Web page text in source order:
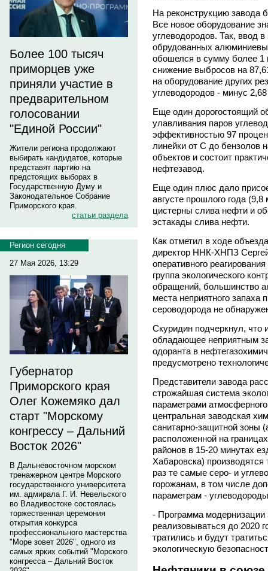
Более 100 тысяч
приморцев уже
приняли участие в
предварительном
голосовании
"Единой России"
Жители региона продолжают
выбирать кандидатов, которые
представят партию на
предстоящих выборах в
Государственную Думу и
Законодательное Собрание
Приморского края.
статьи раздела
Регион сегодня
27 Мая 2026, 13:29
Губернатор
Приморского края
Олег Кожемяко дал
старт "Морскому
конгрессу – Дальний
Восток 2026"
В Дальневосточном морском
тренажерном центре Морского
государственного университета
им. адмирала Г. И. Невельского
во Владивостоке состоялась
торжественная церемония
открытия конкурса
профессионального мастерства
"Море зовет 2026", одного из
самых ярких событий "Морского
конгресса – Дальний Восток
На реконструкцию завода
Все новое оборудование
углеводородов. Так, ввод
обрудованных
обошелся в сумму более 1
снижение выбросов на
на оборудование других
углеводородов - минус
Еще один дорогостоящий
улавливания паров
эффективностью 97
линейки от С до бензолов
объектов и состоит
нефтезавод.
Еще один плюс дало
августе прошлого года
цистерны слива нефти и
эстакады слива нефти.
Как отметил в ходе
директор ННК-ХНПЗ
оперативного
группа экологического
обращений, большинство
места неприятного запаха
сероводорода не
Скуридин подчеркнул, что
обладающее неприятным
одоранта в
предусмотрено
Представители завода
строжайшая система
параметрами
центральная заводская
санитарно-защитной зоны
расположенной на
районов в 15-20 минутах
Хабаровска)
раз те самые серо- и
горожанам, в том числе
параметрам -
- Программа модернизации
реализовываться до 2020
тратились и будут
экологическую